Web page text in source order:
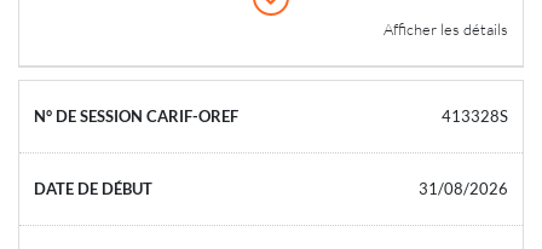
Afficher les détails
413328S
31/08/2026